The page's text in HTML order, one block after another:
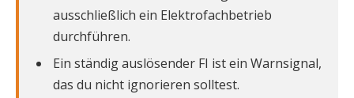
ausschließlich ein Elektrofachbetrieb
durchführen.
Ein ständig auslösender FI ist ein Warnsignal,
das du nicht ignorieren solltest.